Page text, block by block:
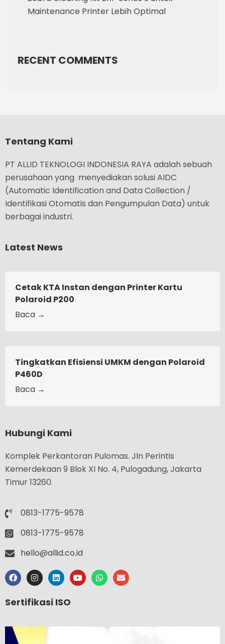
Maintenance Printer Lebih Optimal
RECENT COMMENTS
Tentang Kami
PT ALLID TEKNOLOGI INDONESIA RAYA adalah sebuah
perusahaan yang menyediakan solusi AIDC
(Automatic Identification and Data Collection /
Identifikasi Otomatis dan Pengumpulan Data) untuk
berbagai industri.
Latest News
Cetak KTA Instan dengan Printer Kartu
Polaroid P200
Baca →
Tingkatkan Efisiensi UMKM dengan Polaroid
P460D
Baca →
Hubungi Kami
Komplek Perkantoran Pulomas. Jln Perintis
Kemerdekaan 9 Blok XI No. 4, Pulogadung, Jakarta
Timur 13260.
0813-1775-9578
0813-1775-9578
hello@allid.co.id
Sertifikasi ISO